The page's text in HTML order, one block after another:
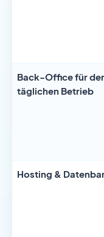
Back-Office für
täglichen Betrieb
Hosting &